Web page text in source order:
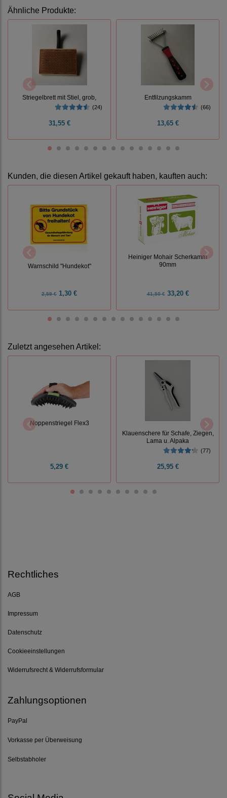
Ähnliche Produkte:
Striegelbrett mit Stiel, grob,
(24)
31,55 €
Entfilzungskamm
(66)
13,65 €
Kunden, die diesen Artikel gekauft haben, kauften auch:
Warnschild "Hundekot"
2,59 € 1,30 €
Heiniger Mohair Scherkamm
90mm
41,50 €33,20 €
Zuletzt angesehen Artikel:
Noppenstriegel Flex3
5,29 €
Klauenschere für Schafe, Ziegen,
Lama u. Alpaka
(77)
25,95 €
Rechtliches
AGB
Impressum
Datenschutz
Cookieeinstellungen
Widerrufsrecht & Widerrufsformular
Zahlungsoptionen
PayPal
Vorkasse per Überweisung
Selbstabholer